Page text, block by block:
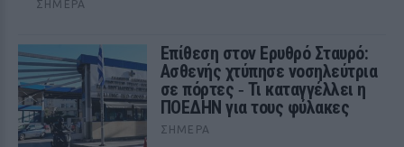
ΣΉΜΕΡΑ
Επίθεση στον Ερυθρό Σταυρό:
Ασθενής χτύπησε νοσηλεύτρια
σε πόρτες ‑ Τι καταγγέλλει η
ΠΟΕΔΗΝ για τους φύλακες
ΣΉΜΕΡΑ